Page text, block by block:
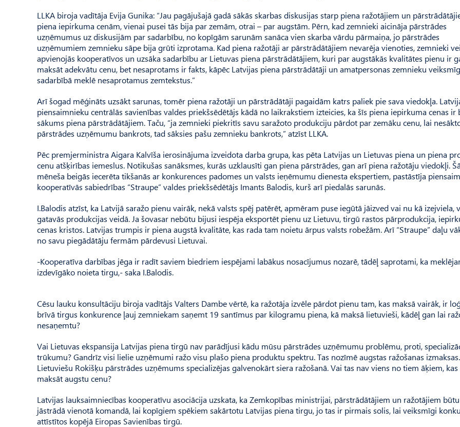
LLKA biroja vadītāja Evija Gunika: “Jau pagājušajā gadā sākās skarbas diskusijas starp piena ražotājiem un
piena iepirkuma cenām, vienai pusei tās bija par zemām, otrai – par augstām. Pērn, kad zemnieki aicināja pārstrādes
uzņēmumus uz diskusijām par sadarbību, no kopīgām sarunām sanāca vien skarba vārdu pārmaiņa, jo pārstrādes
uzņēmumiem zemnieku sāpe bija grūti izprotama. Kad piena ražotāji ar pārstrādātājiem nevarēja vienoties, zemnieki
apvienojās kooperatīvos un uzsāka sadarbību ar Lietuvas piena pārstrādātājiem, kuri par augstākās kvalitātes pienu ir
maksāt adekvātu cenu, bet nesaprotams ir fakts, kāpēc Latvijas piena pārstrādātāji un amatpersonas zemnieku
sadarbībā meklē nesaprotamus zemtekstus.”
Arī šogad mēģināts uzsākt sarunas, tomēr piena ražotāji un pārstrādātāji pagaidām katrs paliek pie sava viedokļa.
piensaimnieku centrālās savienības valdes priekšsēdētājs kādā no laikrakstiem izteicies, ka šīs piena iepirkuma cenas ir
sākums piena pārstrādātājiem. Taču, “ja zemnieki piekritīs savu saražoto produkciju pārdot par zemāku cenu, lai
pārstrādes uzņēmumu bankrots, tad sāksies pašu zemnieku bankrots,” atzīst LLKA.
Pēc premjerministra Aigara Kalvīša ierosinājuma izveidota darba grupa, kas pēta Latvijas un Lietuvas piena un piena
cenu atšķirības iemeslus. Notikušas sanāksmes, kurās uzklausīti gan piena pārstrādes, gan arī piena ražotāju viedokļi.
mēneša beigās iecerēta tikšanās ar konkurences padomes un valsts ieņēmumu dienesta ekspertiem, pastāstīja
kooperatīvās sabiedrības “Straupe” valdes priekšsēdētājs Imants Balodis, kurš arī piedalās sarunās.
I.Balodis atzīst, ka Latvijā saražo pienu vairāk, nekā valsts spēj patērēt, apmēram puse iegūtā jāizved vai nu kā izejviela,
gatavās produkcijas veidā. Ja šovasar nebūtu bijusi iespēja eksportēt pienu uz Lietuvu, tirgū rastos pārprodukcija,
cenas kristos. Latvijas trumpis ir piena augstā kvalitāte, kas rada tam noietu ārpus valsts robežām. Arī “Straupe” daļu
no savu piegādātāju fermām pārdevusi Lietuvai.
-Kooperatīva darbības jēga ir radīt saviem biedriem iespējami labākus nosacījumus nozarē, tādēļ saprotami, ka
izdevīgāko noieta tirgu,- saka I.Balodis.
Cēsu lauku konsultāciju biroja vadītājs Valters Dambe vērtē, ka ražotāja izvēle pārdot pienu tam, kas maksā vairāk, ir
brīvā tirgus konkurence ļauj zemniekam saņemt 19 santīmus par kilogramu piena, kā maksā lietuvieši, kādēļ gan lai
nesaņemtu?
Vai Lietuvas ekspansija Latvijas piena tirgū nav parādījusi kādu mūsu pārstrādes uzņēmumu problēmu, proti,
trūkumu? Gandrīz visi lielie uzņēmumi ražo visu plašo piena produktu spektru. Tas nozīmē augstas ražošanas izmaksas.
Lietuviešu Rokišķu pārstrādes uzņēmums specializējas galvenokārt siera ražošanā. Vai tas nav viens no tiem āķiem,
maksāt augstu cenu?
Latvijas lauksaimniecības kooperatīvu asociācija uzskata, ka Zemkopības ministrijai, pārstrādātājiem un ražotājiem būtu
jāstrādā vienotā komandā, lai kopīgiem spēkiem sakārtotu Latvijas piena tirgu, jo tas ir pirmais solis, lai veiksmīgi
attīstītos kopējā Eiropas Savienības tirgū.